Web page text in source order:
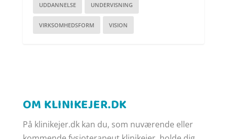
UDDANNELSE UNDERVISNING
VIRKSOMHEDSFORM VISION
OM KLINIKEJER.DK
På klinikejer.dk kan du, som nuværende eller